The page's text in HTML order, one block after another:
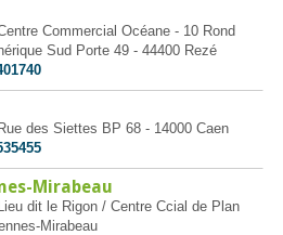
Commercial Océane - 10 Rond
Sud Porte 49 - 44400 Rezé
des Siettes BP 68 - 14000 Caen
Mirabeau
dit le Rigon / Centre Ccial de Plan
Mirabeau